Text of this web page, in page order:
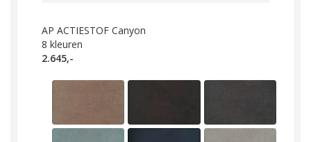
AP ACTIESTOF Canyon
8 kleuren
2.645,-